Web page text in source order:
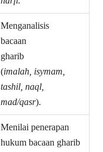
Menganalisis
bacaan
gharib
(imalah, isymam,
tashil, naql,
mad/qasr).
Menilai penerapan
hukum bacaan gharib